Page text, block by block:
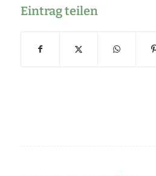
Eintrag teilen